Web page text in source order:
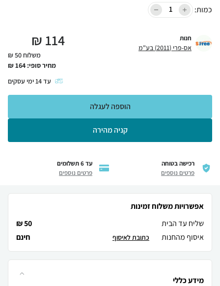
כמות:
חנות
אס-פרי (2011) בע"מ 114
₪
משלוח 50 ₪
מחיר סופי: 164
₪
עד14 ימי עסקים
קניה מהירה
הוספה לעגלה
רכישה בטוחה
פרטים נוספים
עד 6 תשלומים
פרטים נוספים
אפשרויות משלוח זמינות
שליח עד הבית
50 ₪
איסוף מהחנות
חינם כתובת לאיסוף
מידע כללי